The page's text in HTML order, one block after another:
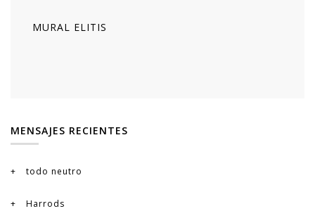
MURAL ELITIS
MENSAJES RECIENTES
todo neutro
Harrods